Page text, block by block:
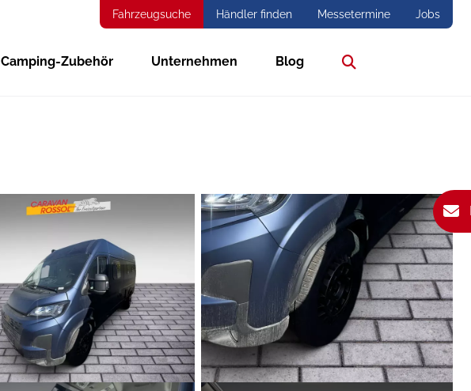
Fahrzeugsuche Händler finden Messetermine Jobs
Camping-Zubehör Unternehmen Blog